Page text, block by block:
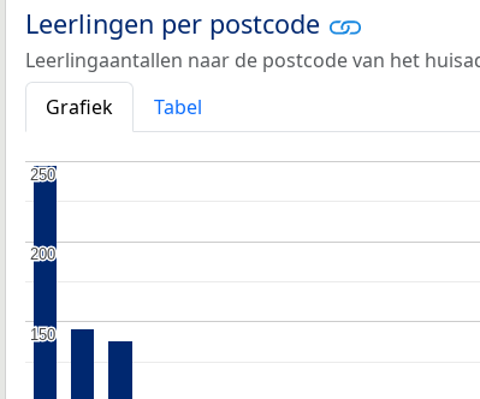
Leerlingen per postcode
Leerlingaantallen naar de postcode van het
Grafiek
Tabel
150
150
200
200
250
250